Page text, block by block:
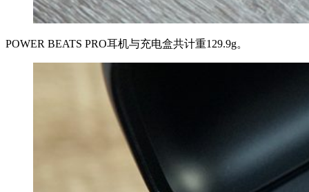
POWER BEATS PRO耳机与充电盒共计重129.9g。